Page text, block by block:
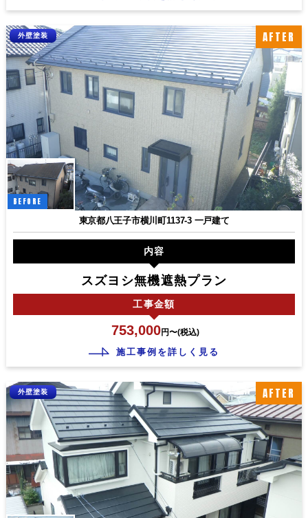
AFTER
BEFORE
外壁塗装
東京都八王子市横川町1137-3 一戸建て
内容
スズヨシ無機遮熱プラン
工事金額
753,000円〜(税込)
施工事例を詳しく見る
AFTER
外壁塗装